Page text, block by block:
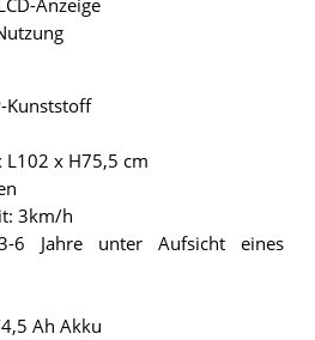
Anzeige
Kunststoff
L102 x H75,5 cm
3km/h
6 Jahre unter Aufsicht eines
Ah Akku